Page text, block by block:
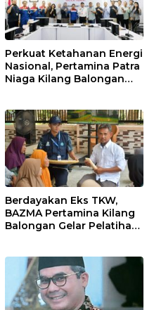
Perkuat Ketahanan Energi
Nasional, Pertamina Patra
Niaga Kilang Balongan
Berdayakan Eks TKW,
BAZMA Pertamina Kilang
Balongan Gelar Pelatihan
Rawadalem